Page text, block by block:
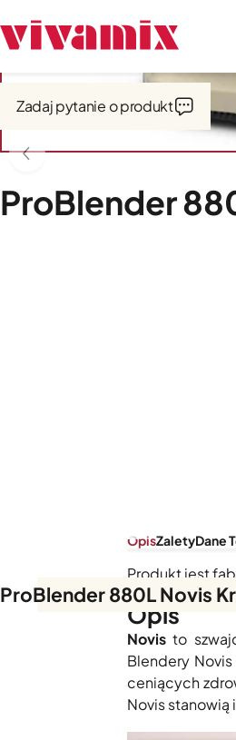
ProBlender
Zadaj pytanie o produkt
ProBlender 880L Novis
OpisZaletyDane
Produkt jest
Opis
Novis to
Blendery
ceniących
Novis stanowią